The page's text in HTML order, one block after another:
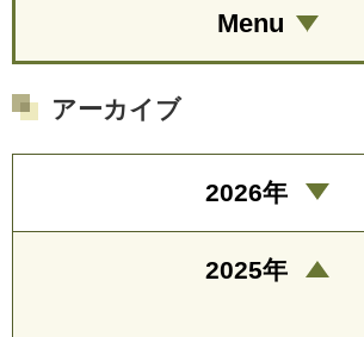
Menu
アーカイブ
2026年
2025年